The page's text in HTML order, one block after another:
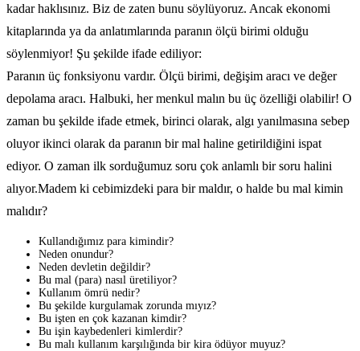
kadar haklısınız. Biz de zaten bunu söylüyoruz. Ancak ekonomi
kitaplarında ya da anlatımlarında paranın ölçü birimi olduğu
söylenmiyor! Şu şekilde ifade ediliyor:
Paranın üç fonksiyonu vardır. Ölçü birimi, değişim aracı ve değer
depolama aracı. Halbuki, her menkul malın bu üç özelliği olabilir! O
zaman bu şekilde ifade etmek, birinci olarak, algı yanılmasına sebep
oluyor ikinci olarak da paranın bir mal haline getirildiğini ispat
ediyor. O zaman ilk sorduğumuz soru çok anlamlı bir soru halini
alıyor.Madem ki cebimizdeki para bir maldır, o halde bu mal kimin
malıdır?
Kullandığımız para kimindir?
Neden onundur?
Neden devletin değildir?
Bu mal (para) nasıl üretiliyor?
Kullanım ömrü nedir?
Bu şekilde kurgulamak zorunda mıyız?
Bu işten en çok kazanan kimdir?
Bu işin kaybedenleri kimlerdir?
Bu malı kullanım karşılığında bir kira ödüyor muyuz?